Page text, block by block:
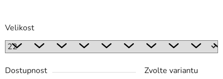
Velikost
Dostupnost
Zvolte variantu